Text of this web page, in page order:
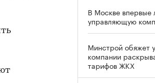
В Москве впервые
управляющую
Минстрой обяжет
компании
тарифов ЖКХ